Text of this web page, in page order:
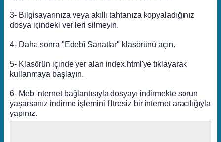
3- Bilgisayarınıza veya akıllı tahtanıza kopyaladığınız
dosya içindeki verileri silmeyin.
4- Daha sonra "Edebî Sanatlar" klasörünü açın.
5- Klasörün içinde yer alan index.html'ye tıklayarak
kullanmaya başlayın.
6- Meb internet bağlantısıyla dosyayı indirmekte sorun
yaşarsanız indirme işlemini filtresiz bir internet aracılığıyla
yapınız.